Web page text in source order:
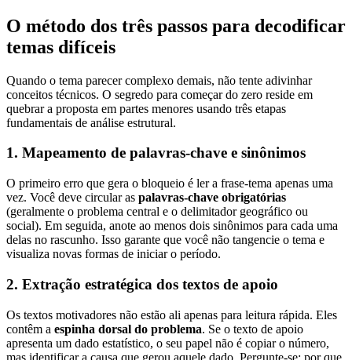
O método dos três passos para decodificar
temas difíceis
Quando o tema parecer complexo demais, não tente adivinhar
conceitos técnicos. O segredo para começar do zero reside em
quebrar a proposta em partes menores usando três etapas
fundamentais de análise estrutural.
1. Mapeamento de palavras-chave e sinônimos
O primeiro erro que gera o bloqueio é ler a frase-tema apenas uma
vez. Você deve circular as palavras-chave obrigatórias
(geralmente o problema central e o delimitador geográfico ou
social). Em seguida, anote ao menos dois sinônimos para cada uma
delas no rascunho. Isso garante que você não tangencie o tema e
visualiza novas formas de iniciar o período.
2. Extração estratégica dos textos de apoio
Os textos motivadores não estão ali apenas para leitura rápida. Eles
contêm a espinha dorsal do problema. Se o texto de apoio
apresenta um dado estatístico, o seu papel não é copiar o número,
mas identificar a causa que gerou aquele dado. Pergunte-se: por que